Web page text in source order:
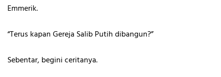
Emmerik.
“Terus kapan Gereja Salib Putih dibangun?”
Sebentar, begini ceritanya.